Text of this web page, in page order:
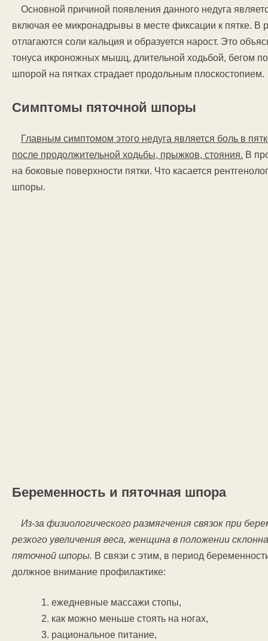
Основной причиной появления данного недуга
включая ее микронадрывы в месте фиксации к пятке. В
отлагаются соли кальция и образуется нарост. Это
тонуса икроножных мышц, длительной ходьбой, бегом
шпорой на пятках страдает продольным плоскостопием.
Симптомы пяточной шпоры
Главным симптомом этого недуга является боль в
после продолжительной ходьбы, прыжков, стояния. В
на боковые поверхности пятки. Что касается
шпоры.
Беременность и пяточная шпора
Из-за физиологического размягчения связок при
резкого увеличения веса, женщина в положении
пяточной шпоры. В связи с этим, в период
должное внимание профилактике:
ежедневные массажи стопы,
как можно меньше стоять на ногах,
рациональное питание,